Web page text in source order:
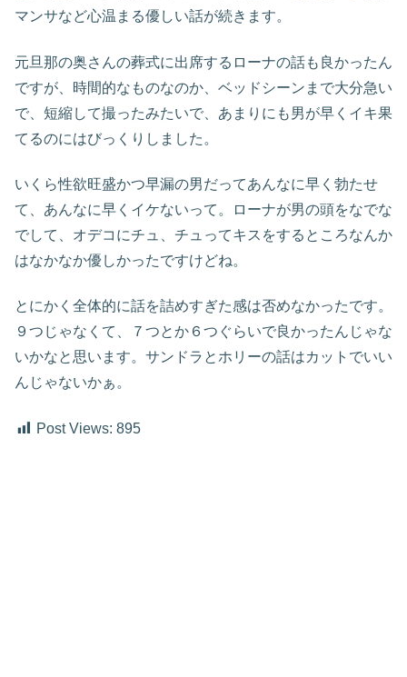
マンサなど心温まる優しい話が続きます。
元旦那の奥さんの葬式に出席するローナの話も良かったん
ですが、時間的なものなのか、ベッドシーンまで大分急い
で、短縮して撮ったみたいで、あまりにも男が早くイキ果
てるのにはびっくりしました。
いくら性欲旺盛かつ早漏の男だってあんなに早く勃たせ
て、あんなに早くイケないって。ローナが男の頭をなでな
でして、オデコにチュ、チュってキスをするところなんか
はなかなか優しかったですけどね。
とにかく全体的に話を詰めすぎた感は否めなかったです。
９つじゃなくて、７つとか６つぐらいで良かったんじゃな
いかなと思います。サンドラとホリーの話はカットでいい
んじゃないかぁ。
Post Views: 895